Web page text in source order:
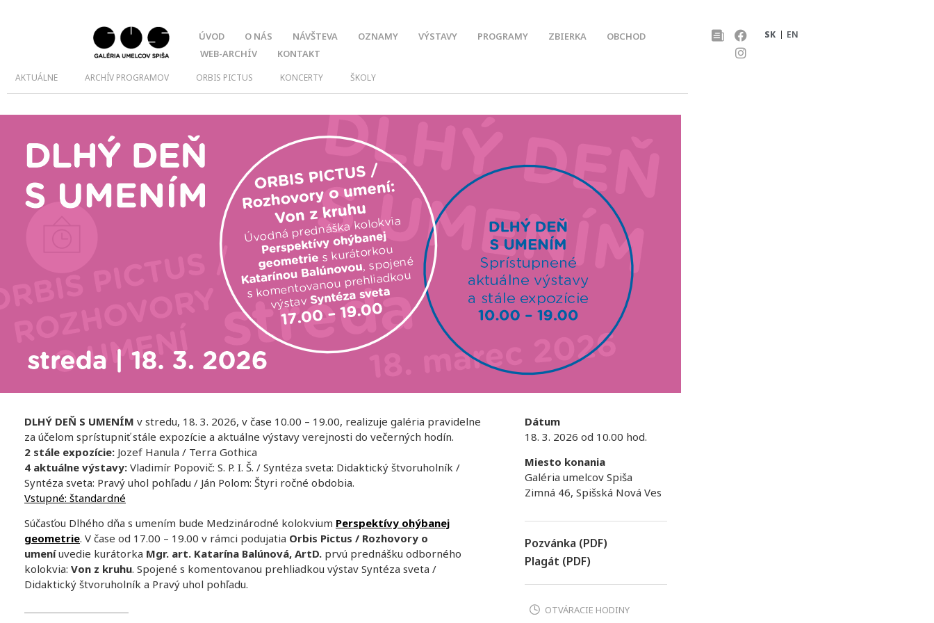
ÚVOD O NÁS NÁVŠTEVA OZNAMY VÝSTAVY PROGRAMY ZBIERKA
OBCHOD
WEB-ARCHÍV
KONTAKT
SK EN
AKTUÁLNE ARCHÍV PROGRAMOV ORBIS PICTUS KONCERTY ŠKOLY
DLHÝ DEŇ S UMENÍM v stredu, 18. 3. 2026, v čase 10.00 – 19.00, realizuje galéria pravidelne
za účelom sprístupniť stále expozície a aktuálne výstavy verejnosti do večerných hodín.
2 stále expozície: Jozef Hanula / Terra Gothica
4 aktuálne výstavy: Vladimír Popovič: S. P. I. Š. / Syntéza sveta: Didaktický štvoruholník /
Syntéza sveta: Pravý uhol pohľadu / Ján Polom: Štyri ročné obdobia.
Vstupné: štandardné
Súčasťou Dlhého dňa s umením bude Medzinárodné kolokvium Perspektívy ohýbanej
geometrie. V čase od 17.00 – 19.00 v rámci podujatia Orbis Pictus / Rozhovory o
umeníuvedie kurátorka Mgr. art. Katarína Balúnová, ArtD. prvú prednášku odborného
kolokvia: Von z kruhu. Spojené s komentovanou prehliadkou výstav Syntéza sveta /
Didaktický štvoruholník a Pravý uhol pohľadu.
Dátum
18. 3. 2026 od 10.00 hod.
Miesto konania
Galéria umelcov Spiša
Zimná 46, Spišská Nová Ves
Pozvánka (PDF)
Plagát (PDF)
OTVÁRACIE HODINY